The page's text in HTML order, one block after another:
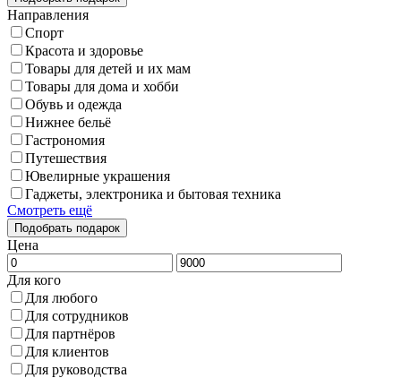
Направления
Спорт
Красота и здоровье
Товары для детей и их мам
Товары для дома и хобби
Обувь и одежда
Нижнее бельё
Гастрономия
Путешествия
Ювелирные украшения
Гаджеты, электроника и бытовая техника
Смотреть ещё
Цена
Для кого
Для любого
Для сотрудников
Для партнёров
Для клиентов
Для руководства